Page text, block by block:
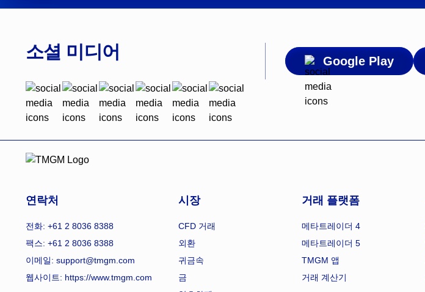
소셜 미디어 Google Play
연락처
전화: +61 2 8036 8388
팩스: +61 2 8036 8388
이메일: support@tmgm.com
웹사이트: https://www.tmgm.com
시장
CFD 거래
외환
귀금속
금
거래 플랫폼
메타트레이더 4
메타트레이더 5
TMGM 앱
거래 계산기